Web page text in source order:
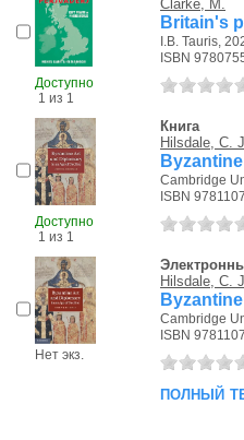
Доступно
1 из 1
Clarke, M.
Britain's
I.B. Tauris,
ISBN
Доступно
1 из 1
Книга
Hilsdale, C.
Cambridge
ISBN
Нет экз.
Hilsdale, C.
Cambridge
ISBN
полный